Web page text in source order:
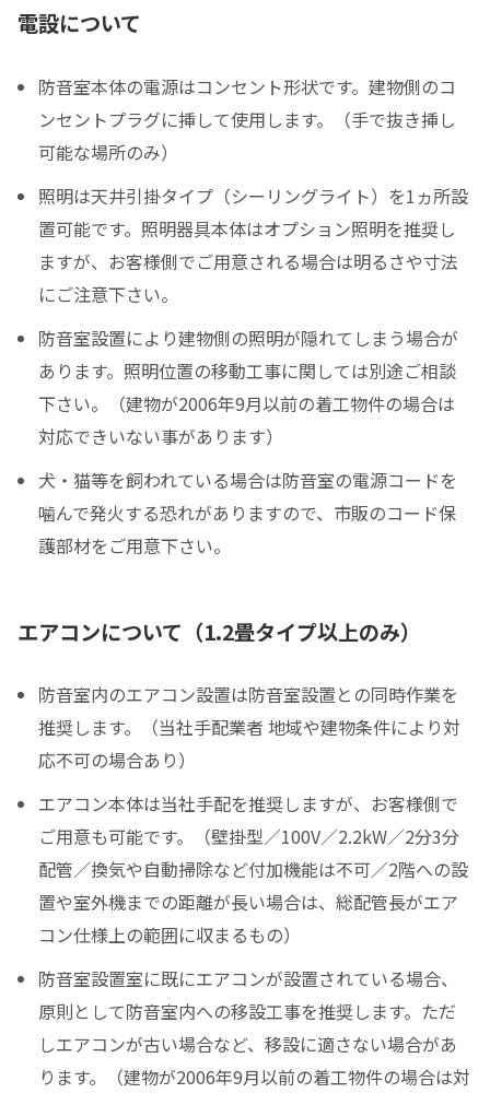
電設について
防音室本体の電源はコンセント形状です。建物側のコ
ンセントプラグに挿して使用します。（手で抜き挿し
可能な場所のみ）
照明は天井引掛タイプ（シーリングライト）を1ヵ所設
置可能です。照明器具本体はオプション照明を推奨し
ますが、お客様側でご用意される場合は明るさや寸法
にご注意下さい。
防音室設置により建物側の照明が隠れてしまう場合が
あります。照明位置の移動工事に関しては別途ご相談
下さい。（建物が2006年9月以前の着工物件の場合は
対応できいない事があります）
犬・猫等を飼われている場合は防音室の電源コードを
噛んで発火する恐れがありますので、市販のコード保
護部材をご用意下さい。
エアコンについて（1.2畳タイプ以上のみ）
防音室内のエアコン設置は防音室設置との同時作業を
推奨します。（当社手配業者 地域や建物条件により対
応不可の場合あり）
エアコン本体は当社手配を推奨しますが、お客様側で
ご用意も可能です。（壁掛型／100V／2.2kW／2分3分
配管／換気や自動掃除など付加機能は不可／2階への設
置や室外機までの距離が長い場合は、総配管長がエア
コン仕様上の範囲に収まるもの）
防音室設置室に既にエアコンが設置されている場合、
原則として防音室内への移設工事を推奨します。ただ
しエアコンが古い場合など、移設に適さない場合があ
ります。（建物が2006年9月以前の着工物件の場合は対